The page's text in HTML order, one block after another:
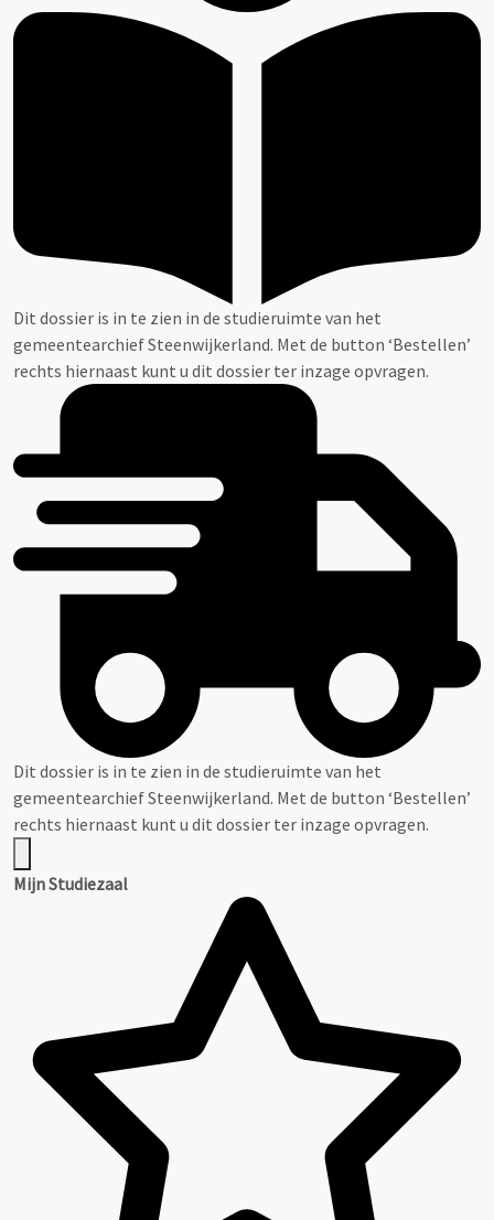
Dit dossier is in te zien in de studieruimte van het
gemeentearchief Steenwijkerland. Met de button ‘Bestellen’
rechts hiernaast kunt u dit dossier ter inzage opvragen.
Dit dossier is in te zien in de studieruimte van het
gemeentearchief Steenwijkerland. Met de button ‘Bestellen’
rechts hiernaast kunt u dit dossier ter inzage opvragen.
Mijn Studiezaal